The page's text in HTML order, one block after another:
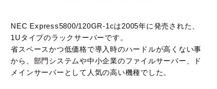
NEC Express5800/120GR-1cは2005年に発売された、
1Uタイプのラックサーバーです。
省スペースかつ低価格で導入時のハードルが高くない事
から、 部門システムや中小企業のファイルサーバー、ド
メインサーバーとして人気の高い機種でした。